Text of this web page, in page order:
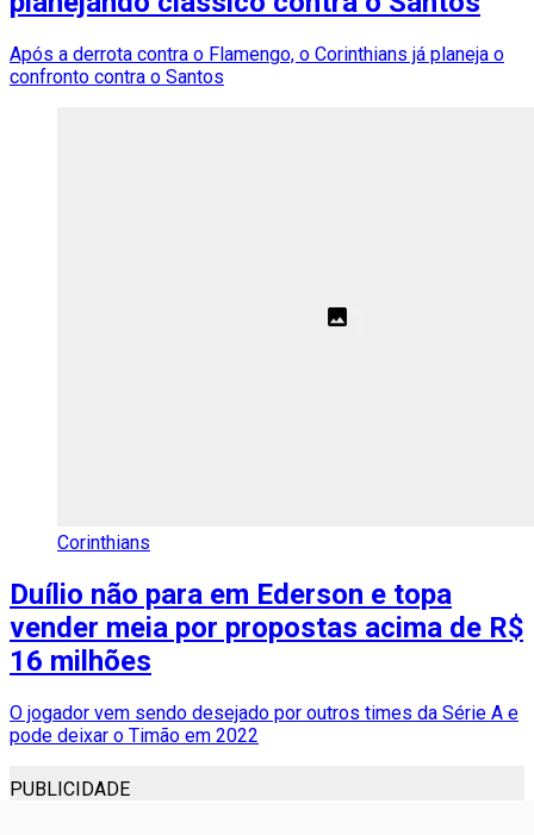
Após a derrota contra o Flamengo, o Corinthians já planeja o
confronto contra o Santos
Corinthians
Duílio não para em Ederson e topa
vender meia por propostas acima de R$
16 milhões
O jogador vem sendo desejado por outros times da Série A e
pode deixar o Timão em 2022
PUBLICIDADE